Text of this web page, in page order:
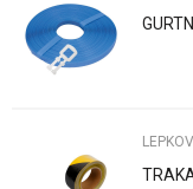
Poruka